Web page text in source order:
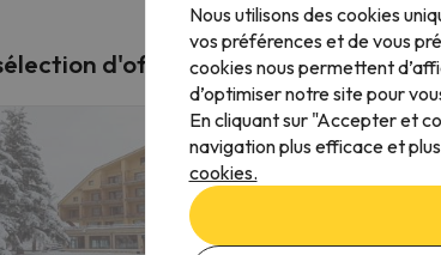
d'offres en Cerler
Nous utilisons des cookies
vos préférences et de vous
cookies nous permettent
d’optimiser notre site pour
En cliquant sur "Accepter et
navigation plus efficace et
cookies.